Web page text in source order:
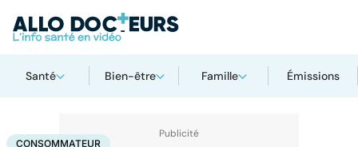
Santé Bien-être Famille Émissions
AccueilSantéConsommateur
CONSOMMATEUR